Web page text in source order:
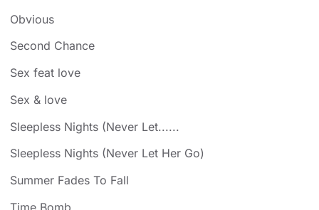
Obvious
Second Chance
Sex feat love
Sex & love
Sleepless Nights (Never Let......
Sleepless Nights (Never Let Her Go)
Summer Fades To Fall
Time Bomb